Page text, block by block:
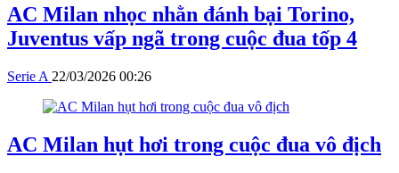
AC Milan nhọc nhằn đánh bại Torino,
Juventus vấp ngã trong cuộc đua tốp 4
Serie A 22/03/2026 00:26
AC Milan hụt hơi trong cuộc đua vô địch